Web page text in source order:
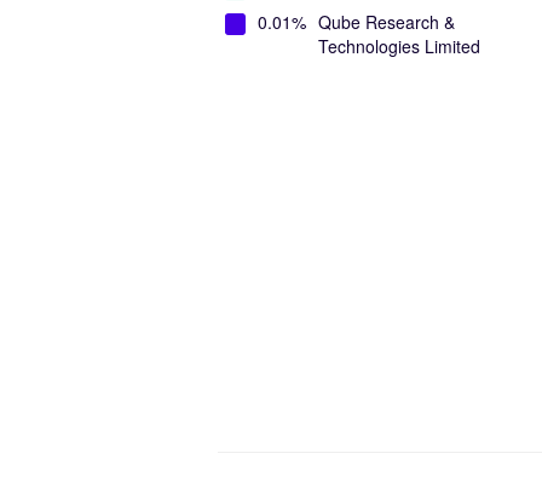
0.01% Qube Research &
Technologies Limited